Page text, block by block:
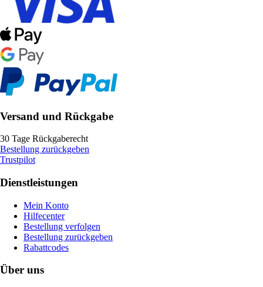
Versand und Rückgabe
30 Tage Rückgaberecht
Bestellung zurückgeben
Trustpilot
Dienstleistungen
Mein Konto
Hilfecenter
Bestellung verfolgen
Bestellung zurückgeben
Rabattcodes
Über uns